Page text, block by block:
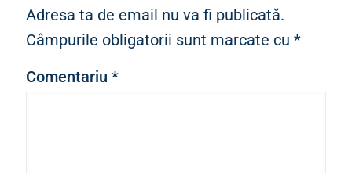
Adresa ta de email nu va fi publicată.
Câmpurile obligatorii sunt marcate cu *
Comentariu *